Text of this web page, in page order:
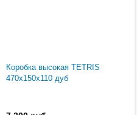
Коробка высокая TETRIS
470х150х110 дуб